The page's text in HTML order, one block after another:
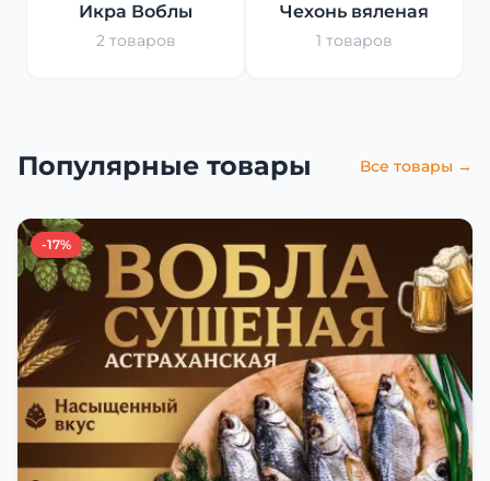
Икра Воблы
2 товаров
Чехонь вяленая
1 товаров
Популярные товары Все товары →
-17%